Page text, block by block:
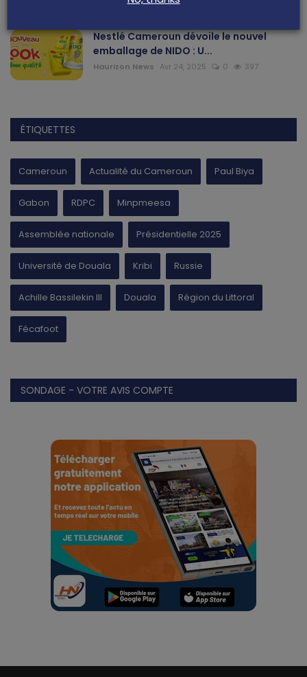
Nestlé Cameroun dévoile le nouvel
emballage de NIDO : U...
Haurizon News Avr 24, 2025 0 397
ÉTIQUETTES
Cameroun Actualité du Cameroun Paul Biya
Gabon RDPC Minpmeesa
Assemblée nationale Présidentielle 2025
Université de Douala Kribi Russie
Achille Bassilekin III Douala Région du Littoral
Fécafoot
SONDAGE - VOTRE AVIS COMPTE